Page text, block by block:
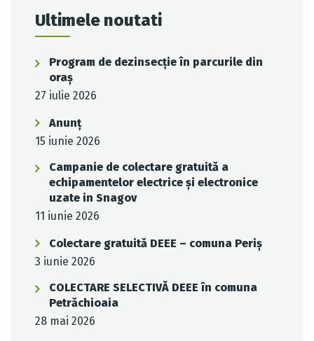
Ultimele noutati
Program de dezinsecție în parcurile din
oraș
27 iulie 2026
Anunț
15 iunie 2026
Campanie de colectare gratuită a
echipamentelor electrice și electronice
uzate in Snagov
11 iunie 2026
Colectare gratuită DEEE – comuna Periș
3 iunie 2026
COLECTARE SELECTIVĂ DEEE în comuna
Petrăchioaia
28 mai 2026